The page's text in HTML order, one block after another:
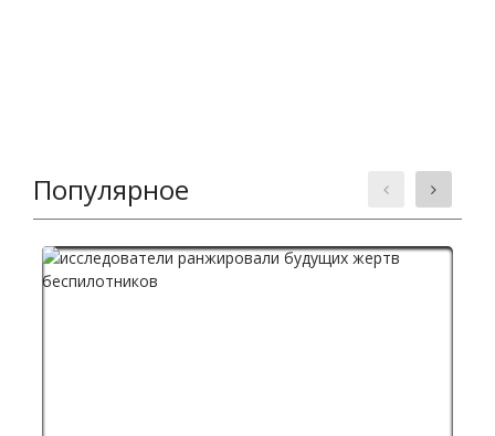
Популярное